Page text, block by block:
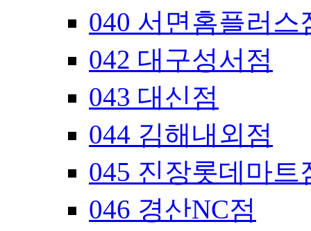
040 서면홈플러스
042 대구성서점
043 대신점
044 김해내외점
045 진장롯데마트
046 경산NC점